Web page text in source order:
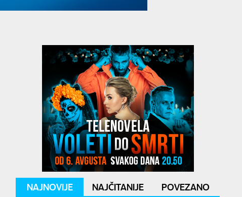
NAJNOVIJE NAJČITANIJE POVEZANO